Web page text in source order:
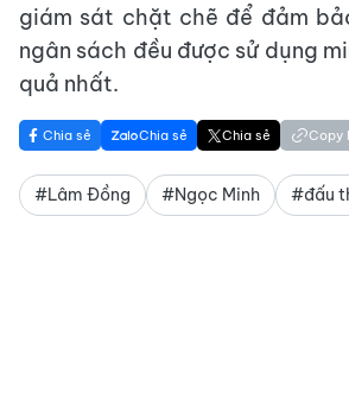
giám sát chặt chẽ để đảm
ngân sách đều được sử dụng
quả nhất.
Chia sẻ Chia sẻ Chia sẻ Copy
#Lâm Đồng #Ngọc Minh #đấu